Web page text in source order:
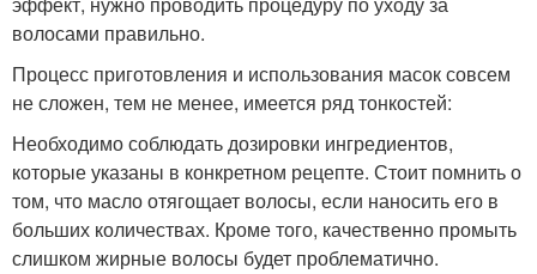
волосами правильно.
Процесс приготовления и использования масок совсем
не сложен, тем не менее, имеется ряд тонкостей:
Необходимо соблюдать дозировки ингредиентов,
которые указаны в конкретном рецепте. Стоит помнить о
том, что масло отягощает волосы, если наносить его в
больших количествах. Кроме того, качественно промыть
слишком жирные волосы будет проблематично.